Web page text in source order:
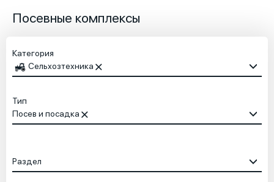
Посевные комплексы
Категория
Сельхозтехника
Тип
Посев и посадка
Раздел